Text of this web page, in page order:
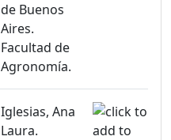
de Buenos
Aires.
Facultad de
Agronomía.
Iglesias, Ana
Laura.